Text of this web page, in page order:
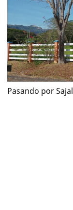
Pasando por